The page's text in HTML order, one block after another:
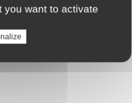
you want to activate